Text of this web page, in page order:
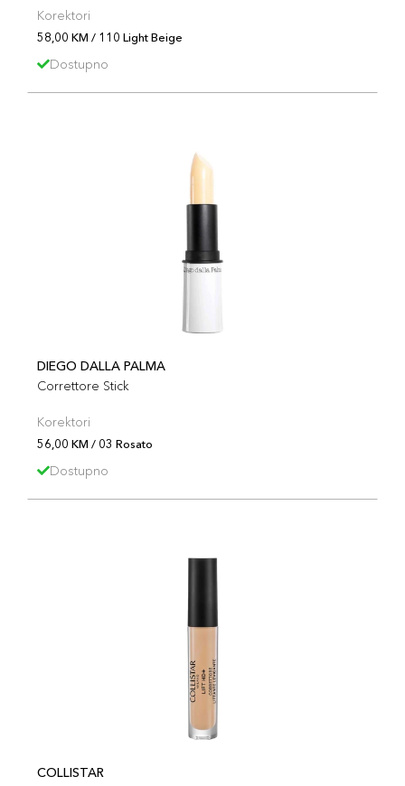
Korektori
58,00 KM / 110 Light Beige
Dostupno
DIEGO DALLA PALMA
Correttore Stick
Korektori
56,00 KM / 03 Rosato
Dostupno
COLLISTAR